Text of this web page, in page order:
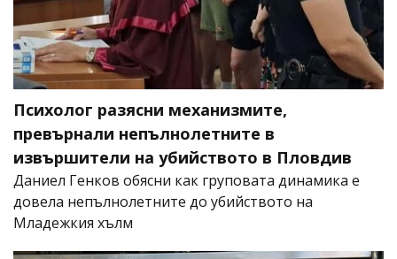
Психолог разясни механизмите,
превърнали непълнолетните в
извършители на убийството в Пловдив
Даниел Генков обясни как груповата динамика е
довела непълнолетните до убийството на
Младежкия хълм